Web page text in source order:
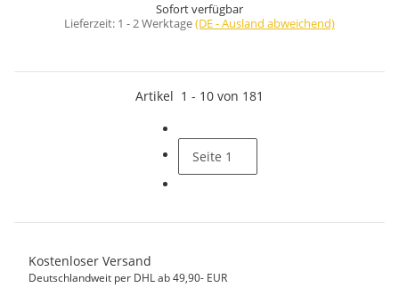
Sofort verfügbar
Lieferzeit: 1 - 2 Werktage(DE - Ausland abweichend)
Artikel 1 - 10 von 181
Seite 1
Kostenloser Versand
Deutschlandweit per DHL ab 49,90- EUR